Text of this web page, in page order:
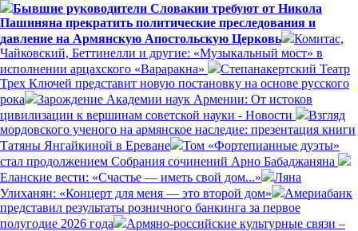
Бывшие руководители Словакии требуют от Никола
Пашиняна прекратить политические преследования и
давление на Армянскую Апостольскую Церковь
Комитас,
Чайковский, Беттинелли и другие: «Музыкальный мост» в
исполнении арцахского «Вараракна»
Степанакертский Театр
Трех Ключей представит новую постановку на основе русского
рока
Зарождение Академии наук Армении: От истоков
цивилизации к вершинам советской науки - Новости
Взгляд
мордовского ученого на армянское наследие: презентация книги
Татяны Янгайкиной в Ереване
Том «Фортепианные дуэты»
стал продолжением Собрания сочинений Арно Бабаджаняна
Еланские вести: «Счастье — иметь свой дом...»
Ляна
Улиханян: «Концерт для меня — это второй дом»
Америабанк
представил результаты розничного банкинга за первое
полугодие 2026 года
Армяно-российские культурные связи –